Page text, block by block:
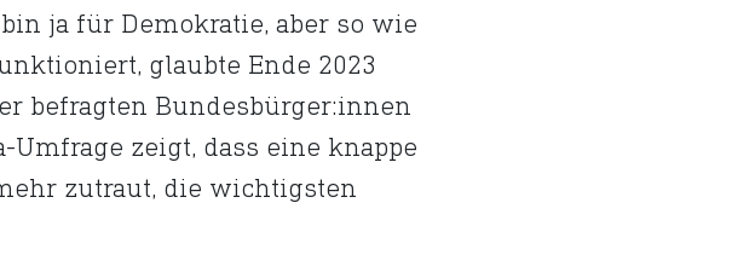
ja für Demokratie, aber so wie
glaubte Ende 2023
befragten Bundesbürger:innen
zeigt, dass eine knappe
zutraut, die wichtigsten